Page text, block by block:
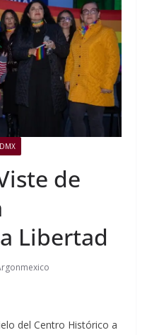
de
Libertad
del Centro Histórico a